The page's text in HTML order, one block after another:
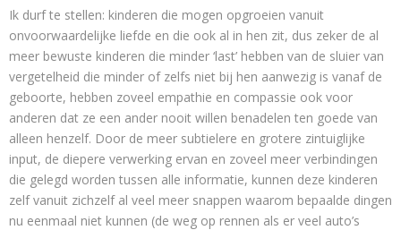
Ik durf te stellen: kinderen die mogen opgroeien vanuit
onvoorwaardelijke liefde en die ook al in hen zit, dus zeker de al
meer bewuste kinderen die minder ‘last’ hebben van de sluier van
vergetelheid die minder of zelfs niet bij hen aanwezig is vanaf de
geboorte, hebben zoveel empathie en compassie ook voor
anderen dat ze een ander nooit willen benadelen ten goede van
alleen henzelf. Door de meer subtielere en grotere zintuiglijke
input, de diepere verwerking ervan en zoveel meer verbindingen
die gelegd worden tussen alle informatie, kunnen deze kinderen
zelf vanuit zichzelf al veel meer snappen waarom bepaalde dingen
nu eenmaal niet kunnen (de weg op rennen als er veel auto’s